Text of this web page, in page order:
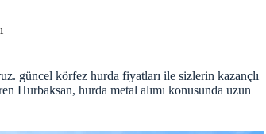
güncel körfez hurda fiyatları ile sizlerin kazançlı
Hurbaksan, hurda metal alımı konusunda uzun